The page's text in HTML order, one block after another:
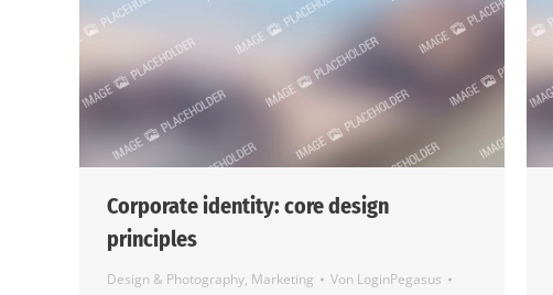
Corporate identity: core design
principles
Design & Photography, Marketing Von LoginPegasus